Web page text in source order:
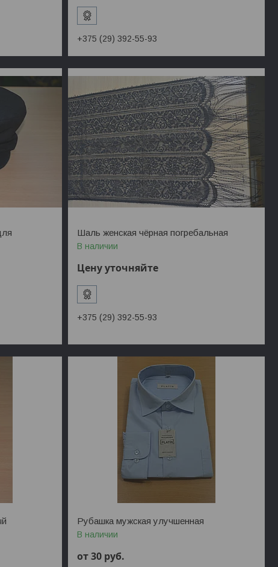
+375 (29) 392-55-93
Шаль женская чёрная погребальная
В наличии
Цену уточняйте
+375 (29) 392-55-93
Рубашка мужская улучшенная
В наличии
от 30 руб.